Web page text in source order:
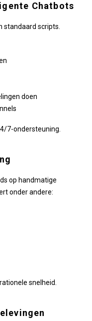
Chatbots
standaard scripts.
doen
7-ondersteuning.
op handmatige
onder andere:
snelheid.